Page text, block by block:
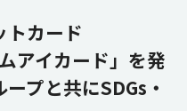
トカード
アイカード」を発
プと共にSDGs・